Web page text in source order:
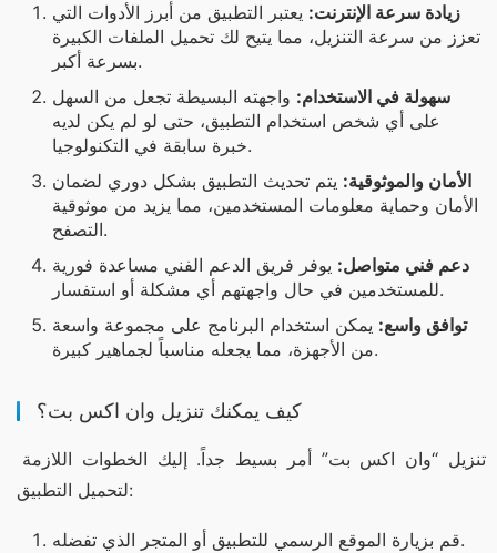
زيادة سرعة الإنترنت: يعتبر التطبيق من أبرز الأدوات التي
تعزز من سرعة التنزيل، مما يتيح لك تحميل الملفات الكبيرة
بسرعة أكبر.
سهولة في الاستخدام: واجهته البسيطة تجعل من السهل
على أي شخص استخدام التطبيق، حتى لو لم يكن لديه
خبرة سابقة في التكنولوجيا.
الأمان والموثوقية: يتم تحديث التطبيق بشكل دوري لضمان
الأمان وحماية معلومات المستخدمين، مما يزيد من موثوقية
التصفح.
دعم فني متواصل: يوفر فريق الدعم الفني مساعدة فورية
للمستخدمين في حال واجهتهم أي مشكلة أو استفسار.
توافق واسع: يمكن استخدام البرنامج على مجموعة واسعة
من الأجهزة، مما يجعله مناسباً لجماهير كبيرة.
كيف يمكنك تنزيل وان اكس بت؟
لتحميل التطبيق:
قم بزيارة الموقع الرسمي للتطبيق أو المتجر الذي تفضله.